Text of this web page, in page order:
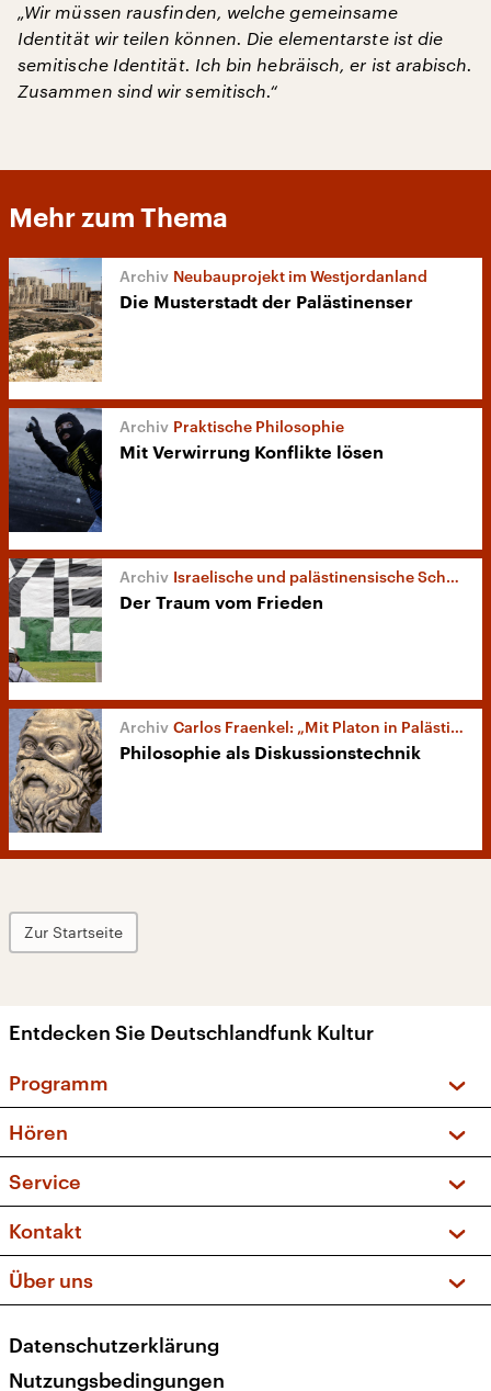
„Wir müssen rausfinden, welche gemeinsame
Identität wir teilen können. Die elementarste ist die
semitische Identität. Ich bin hebräisch, er ist arabisch.
Zusammen sind wir semitisch.“
Mehr zum Thema
Neubauprojekt im Westjordanland
Die Musterstadt der Palästinenser
Praktische Philosophie
Mit Verwirrung Konflikte lösen
Israelische und palästinensische Schüler
Der Traum vom Frieden
Carlos Fraenkel: „Mit Platon in Palästina“
Philosophie als Diskussionstechnik
Zur Startseite
Entdecken Sie Deutschlandfunk Kultur
Programm
Sendungen und Podcasts
Musikliste
Kakadu – Das Kinderprogramm
Hören
Frequenzen (UKW + DAB+)
Service
FAQ
Apps
Newsletter
Kontakt
Social Media
Über uns
Presse
Datenschutzerklärung
Nutzungsbedingungen